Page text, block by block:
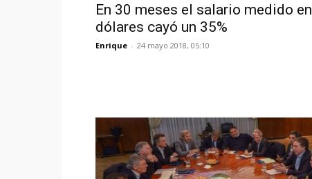
En 30 meses el salario medido en
dólares cayó un 35%
Enrique - 24 mayo 2018, 05:10